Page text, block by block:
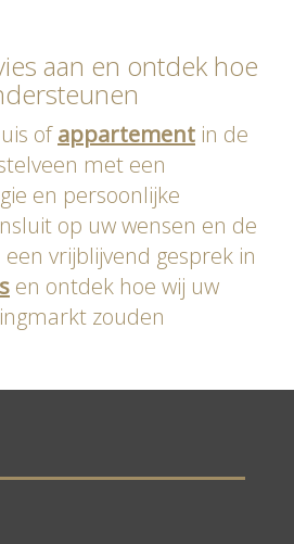
aan en ontdek hoe
ofappartement in de
met een
en persoonlijke
op uw wensen en de
vrijblijvend gesprek in
en ontdek hoe wij uw
zouden